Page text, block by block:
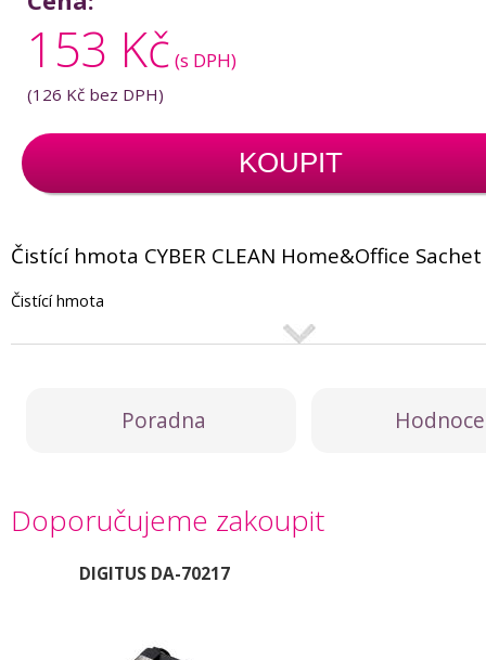
153 Kč (s DPH)
(126 Kč bez DPH)
KOUPIT
Čistící hmota CYBER CLEAN Home&Office
Čistící hmota
Poradna
Doporučujeme zakoupit
DIGITUS DA-70217